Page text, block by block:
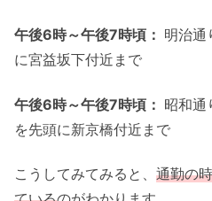
午後6時～午後7時頃： 明治通
に宮益坂下付近まで
午後6時～午後7時頃： 昭和通
を先頭に新京橋付近まで
こうしてみてみると、 通勤の